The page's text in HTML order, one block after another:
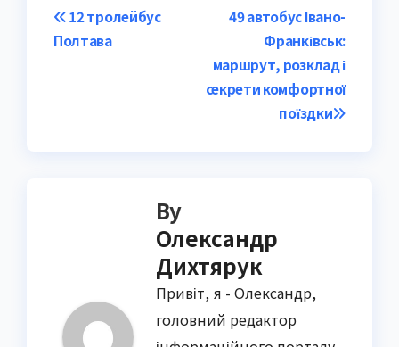
Post
navigation
49 автобус Івано-
Франківськ:
маршрут, розклад і
секрети комфортної
поїздки
12 тролейбус
Полтава
By
Олександр
Дихтярук
Привіт, я - Олександр,
головний редактор